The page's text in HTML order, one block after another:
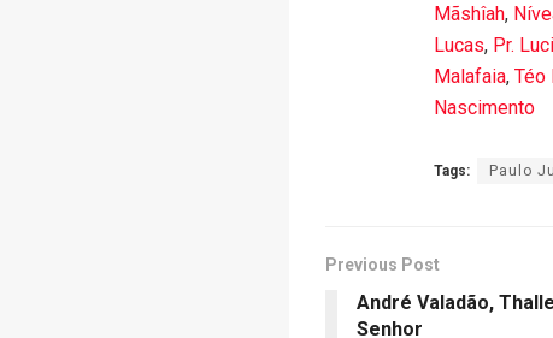
Mãshîah,
Lucas, Pr.
Malafaia, Téo
Nascimento
Tags: Paulo
Previous Post
André Valadão,
Senhor